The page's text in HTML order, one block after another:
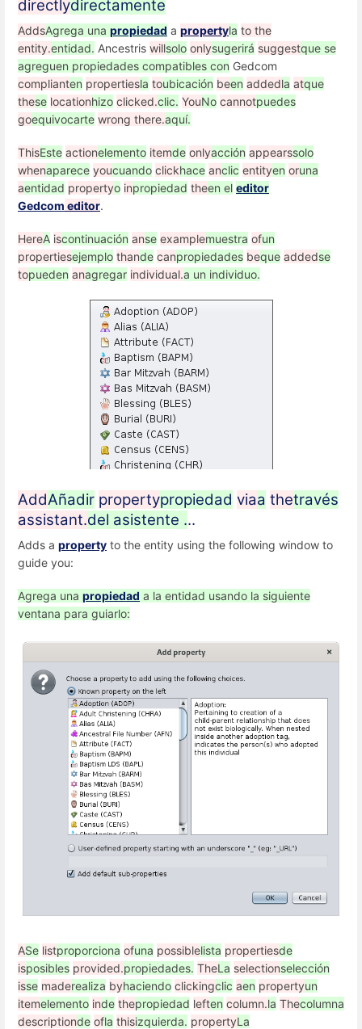
directlydirectamente
AddsAgrega una propiedad a propertyla to the
entity.entidad. Ancestris willsolo onlysugerirá suggestque se
agreguen propiedades compatibles con Gedcom
complianten propertiesla toubicación been addedla atque
these locationhizo clicked.clic. YouNo cannotpuedes
goequivocarte wrong there.aquí.
ThisEste actionelemento itemde onlyacción appearssolo
whenaparece youcuando clickhace anclic entityen oruna
aentidad propertyo inpropiedad theen el editor
Gedcom editor.
HereA iscontinuación anse examplemuestra ofun
propertiesejemplo thande canpropiedades beque addedse
topueden anagregar individual.a un individuo.
AddAñadir propertypropiedad viaa thetravés
assistant.del asistente ...
Adds a property to the entity using the following window to
guide you:
Agrega una propiedad a la entidad usando la siguiente
ventana para guiarlo:
ASe listproporciona ofuna possiblelista propertiesde
isposibles provided.propiedades. TheLa selectionselección
isse maderealiza byhaciendo clickingclic aen propertyun
itemelemento inde thepropiedad leften column.la Thecolumna
descriptionde ofla thisizquierda. propertyLa